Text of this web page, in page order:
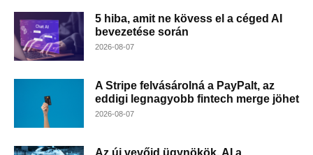
5 hiba, amit ne kövess el a céged AI
bevezetése során
2026-08-07
A Stripe felvásárolná a PayPalt, az
eddigi legnagyobb fintech merge jöhet
2026-08-07